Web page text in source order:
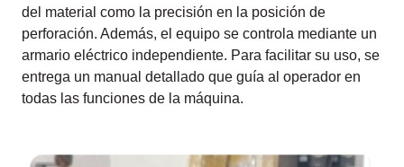
del material como la precisión en la posición de
perforación. Además, el equipo se controla mediante un
armario eléctrico independiente. Para facilitar su uso, se
entrega un manual detallado que guía al operador en
todas las funciones de la máquina.